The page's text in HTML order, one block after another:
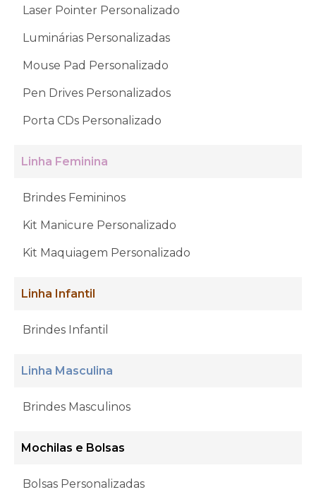
Laser Pointer Personalizado
Luminárias Personalizadas
Mouse Pad Personalizado
Pen Drives Personalizados
Porta CDs Personalizado
Linha Feminina
Brindes Femininos
Kit Manicure Personalizado
Kit Maquiagem Personalizado
Linha Infantil
Brindes Infantil
Linha Masculina
Brindes Masculinos
Mochilas e Bolsas
Bolsas Personalizadas